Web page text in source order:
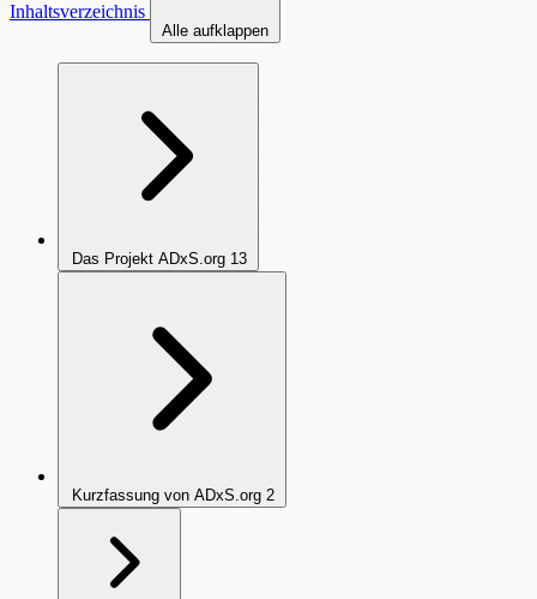
Inhaltsverzeichnis
Alle aufklappen
Das Projekt ADxS.org 13
Kurzfassung von ADxS.org 2